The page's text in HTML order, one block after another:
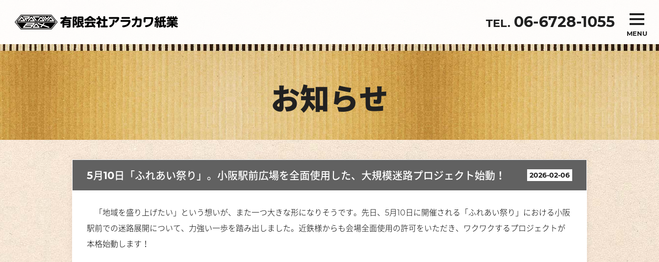
06-6728-1055
MENU
お知らせ
5月10日「ふれあい祭り」。小阪駅前広場を全面使用した、大規模迷路プロジェクト始動！ 2026-02-06
「地域を盛り上げたい」という想いが、また一つ大きな形になりそうです。先日、5月10日に開催される「ふれあい祭り」における小阪
駅前での迷路展開について、力強い一歩を踏み出しました。近鉄様からも会場全面使用の許可をいただき、ワクワクするプロジェクトが
本格始動します！